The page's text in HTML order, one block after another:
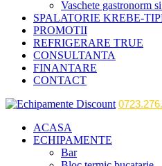
Vaschete gastronorm
SPALATORIE KREBE-
PROMOTII
REFRIGERARE TRUE
CONSULTANTA
FINANTARE
CONTACT
ACASA
ECHIPAMENTE
Bar